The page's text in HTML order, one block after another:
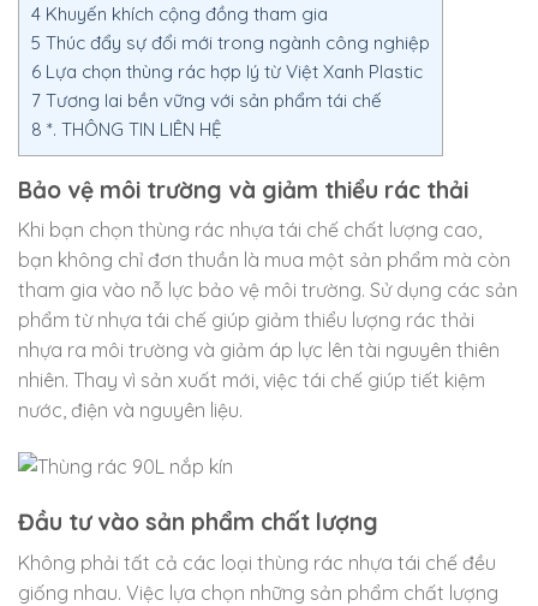
4 Khuyến khích cộng đồng tham gia
5 Thúc đẩy sự đổi mới trong ngành công nghiệp
6 Lựa chọn thùng rác hợp lý từ Việt Xanh Plastic
7 Tương lai bền vững với sản phẩm tái chế
8 *. THÔNG TIN LIÊN HỆ
Bảo vệ môi trường và giảm thiểu rác thải
Khi bạn chọn thùng rác nhựa tái chế chất lượng cao,
bạn không chỉ đơn thuần là mua một sản phẩm mà còn
tham gia vào nỗ lực bảo vệ môi trường. Sử dụng các sản
phẩm từ nhựa tái chế giúp giảm thiểu lượng rác thải
nhựa ra môi trường và giảm áp lực lên tài nguyên thiên
nhiên. Thay vì sản xuất mới, việc tái chế giúp tiết kiệm
nước, điện và nguyên liệu.
Đầu tư vào sản phẩm chất lượng
Không phải tất cả các loại thùng rác nhựa tái chế đều
giống nhau. Việc lựa chọn những sản phẩm chất lượng